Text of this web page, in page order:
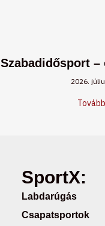
Szabadidősport
2026.
SportX:
Labdarúgás
Csapatsportok